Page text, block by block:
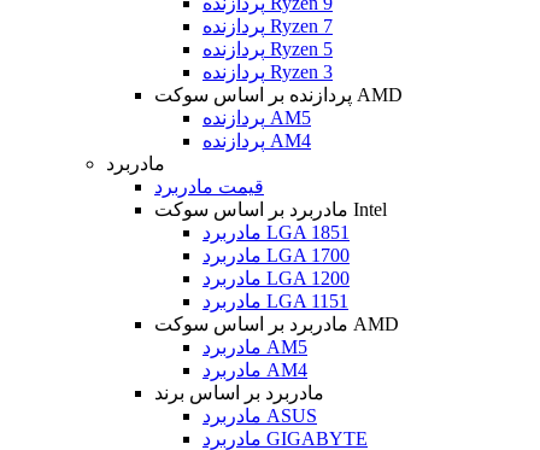
پردازنده Ryzen 7
پردازنده Ryzen 5
پردازنده Ryzen 3
پردازنده بر اساس سوکت AMD
پردازنده AM5
پردازنده AM4
مادربرد
قیمت مادربرد
مادربرد بر اساس سوکت Intel
مادربرد LGA 1851
مادربرد LGA 1700
مادربرد LGA 1200
مادربرد LGA 1151
مادربرد بر اساس سوکت AMD
مادربرد AM5
مادربرد AM4
مادربرد بر اساس برند
مادربرد ASUS
مادربرد GIGABYTE